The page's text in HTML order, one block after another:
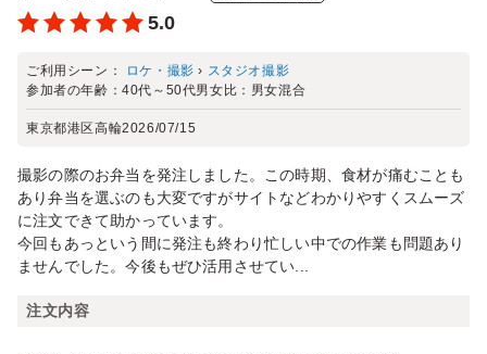
5.0
ご利用シーン： ロケ・撮影 › スタジオ撮影
参加者の年齢：40代～50代男女比： 男女混合
東京都港区高輪2026/07/15
撮影の際のお弁当を発注しました。この時期、食材が痛むことも
あり弁当を選ぶのも大変ですがサイトなどわかりやすくスムーズ
に注文できて助かっています。
今回もあっという間に発注も終わり忙しい中での作業も問題あり
ませんでした。今後もぜひ活用させてい...
注文内容